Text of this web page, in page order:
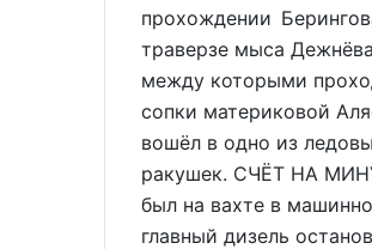
прохождении
траверзе мыса
между которыми
сопки материковой
вошёл в одно из
ракушек. СЧЁТ НА
был на вахте в
главный дизель